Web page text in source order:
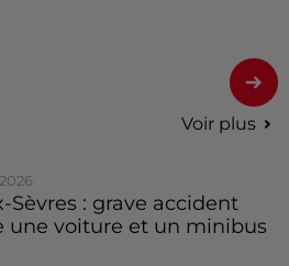
Voir plus
Sèvres : grave accident
une voiture et un minibus